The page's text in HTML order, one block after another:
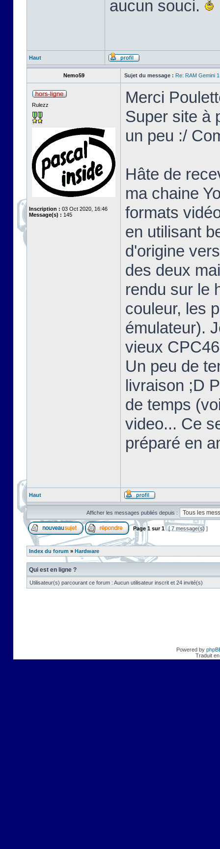
aucun souci.
Haut
Nemo59 Sujet du message : Re: RAM Gemini
Rulezz
Inscription : 03 Oct 2020, 16:46
Message(s) : 145
Merci
Super site à
un peu :/
Hâte de
ma chaine
formats
en utilisant
d'origine
des deux
rendu sur le
couleur, les
émulateur).
vieux
Un peu de
livraison ;D
de temps
video... Ce
préparé en
Haut
Afficher les messages publiés depuis :
Page 1 sur1 [ 7 message(s) ]
Index du forum » Hardware
Qui est en ligne ?
Utilisateur(s) parcourant ce forum : Aucun utilisateur inscrit et 24 invité(s)
Powered by
Traduit